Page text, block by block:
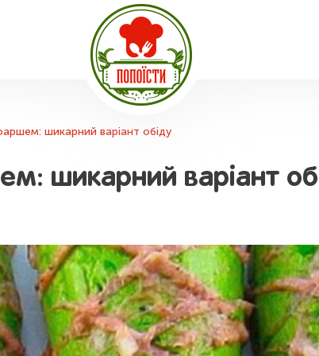
шикарний варіант обіду
шикарний варіант